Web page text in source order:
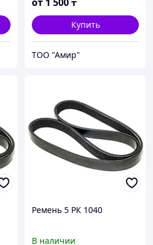
Купить
ТОО "Амир"
Ремень 5 РК 1040
В наличии